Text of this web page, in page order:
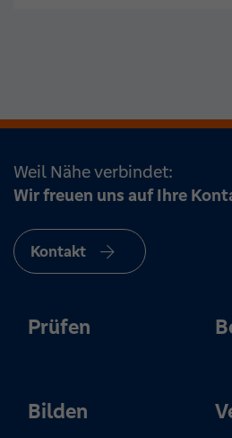
Weil Nähe verbindet:
Wir freuen uns auf Ihre
Kontakt
Prüfen
Bilden